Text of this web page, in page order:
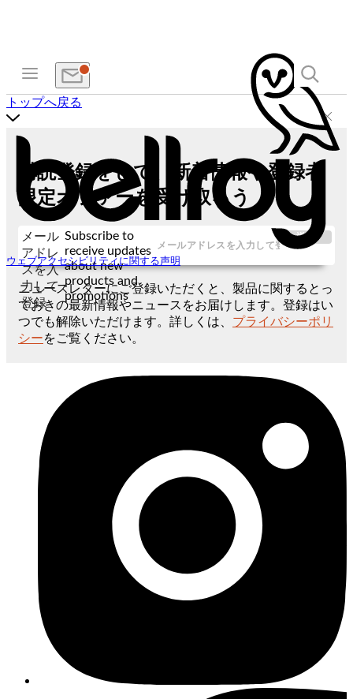
ウェブアクセシビリティに関する声明
トップへ戻る
購読登録をして、新着情報や登録者
限定オファーを受け取ろう
メール
アドレ
スを入
力して
登録
Subscribe to
receive updates
about new
products and
promotions
送信
ニュースレターにご登録いただくと、製品に関するとっ
ておきの最新情報やニュースをお届けします。登録はい
つでも解除いただけます。詳しくは、 プライバシーポリ
シーをご覧ください。